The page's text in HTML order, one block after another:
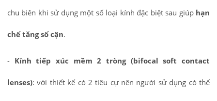
chu biên khi sử dụng một số loại kính đặc biệt sau giúp hạn
chế tăng số cận.
- Kính tiếp xúc mềm 2 tròng (bifocal soft contact
lenses): với thiết kế có 2 tiêu cự nên người sử dụng có thể